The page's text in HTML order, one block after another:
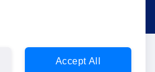
Accept All